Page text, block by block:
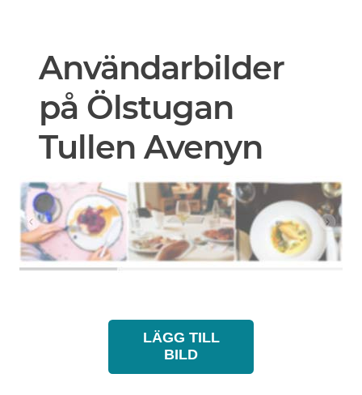
Användarbilder
på Ölstugan
Tullen Avenyn
LÄGG TILL
BILD